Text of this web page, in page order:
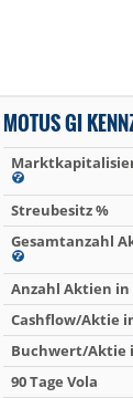
MOTUS GI
Streubesitz %
Gesamtanzahl
Anzahl Aktien in
Cashflow/Aktie
Buchwert/Aktie
90 Tage Vola